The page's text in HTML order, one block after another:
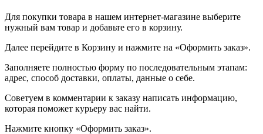
Для покупки товара в нашем интернет-магазине выберите
нужный вам товар и добавьте его в корзину.
Далее перейдите в Корзину и нажмите на «Оформить заказ».
​​​​​​​Заполняете полностью форму по последовательным этапам:
адрес, способ доставки, оплаты, данные о себе.
​​​​​​​Советуем в комментарии к заказу написать информацию,
которая поможет курьеру вас найти.
​​​​​​​Нажмите кнопку «Оформить заказ».